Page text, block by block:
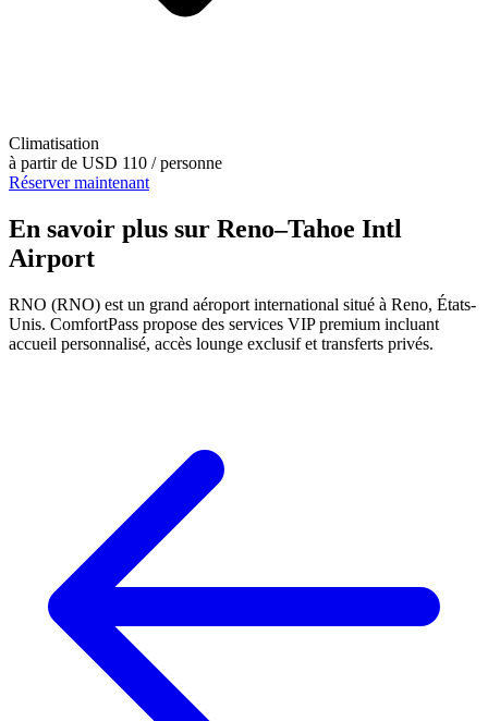
Climatisation
à partir de USD 110 / personne
Réserver maintenant
En savoir plus sur Reno–Tahoe Intl
Airport
RNO (RNO) est un grand aéroport international situé à Reno, États-
Unis. ComfortPass propose des services VIP premium incluant
accueil personnalisé, accès lounge exclusif et transferts privés.